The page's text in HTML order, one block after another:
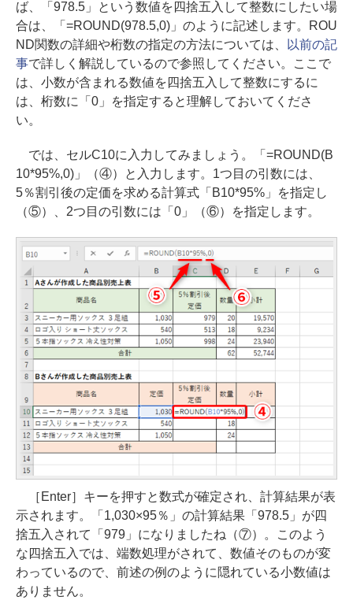
ば、「978.5」という数値を四捨五入して整数にしたい場
合は、「=ROUND(978.5,0)」のように記述します。ROU
ND関数の詳細や桁数の指定の方法については、
以前の記
事で詳しく解説しているので参照してください。ここで
は、小数が含まれる数値を四捨五入して整数にするに
は、桁数に「0」を指定すると理解しておいてくださ
い。
では、セルC10に入力してみましょう。「=ROUND(B
10*95%,0)」（④）と入力します。1つ目の引数には、
5％割引後の定価を求める計算式「B10*95%」を指定し
（⑤）、2つ目の引数には「0」（⑥）を指定します。
［Enter］キーを押すと数式が確定され、計算結果が表
示されます。「1,030×95％」の計算結果「978.5」が四
捨五入されて「979」になりましたね（⑦）。このよう
な四捨五入では、端数処理がされて、数値そのものが変
わっているので、前述の例のように隠れている小数値は
ありません。